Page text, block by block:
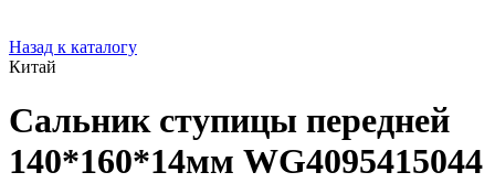
Назад к каталогу
Китай
Сальник ступицы передней
140*160*14мм WG4095415044